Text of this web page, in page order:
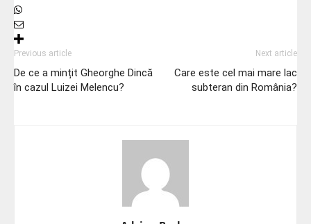
Previous article
De ce a mințit Gheorghe Dincă
în cazul Luizei Melencu?
Next article
Care este cel mai mare lac
subteran din România?